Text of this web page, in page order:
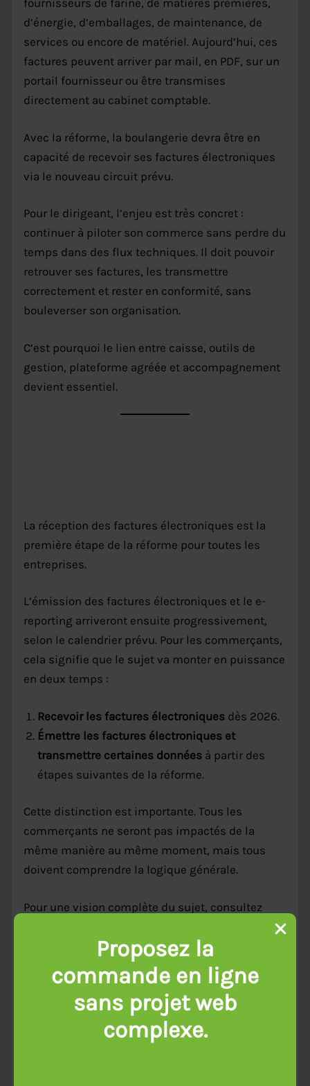
Proposez la
commande en ligne
sans projet web
complexe.
fournisseurs de farine, de matières premières,
d’énergie, d’emballages, de maintenance, de
services ou encore de matériel. Aujourd’hui, ces
factures peuvent arriver par mail, en PDF, sur un
portail fournisseur ou être transmises
directement au cabinet comptable.
Avec la réforme, la boulangerie devra être en
capacité de recevoir ses factures électroniques
via le nouveau circuit prévu.
Pour le dirigeant, l’enjeu est très concret :
continuer à piloter son commerce sans perdre du
temps dans des flux techniques. Il doit pouvoir
retrouver ses factures, les transmettre
correctement et rester en conformité, sans
bouleverser son organisation.
C’est pourquoi le lien entre caisse, outils de
gestion, plateforme agréée et accompagnement
devient essentiel.
La réception des factures électroniques est la
première étape de la réforme pour toutes les
entreprises.
L’émission des factures électroniques et le e-
reporting arriveront ensuite progressivement,
selon le calendrier prévu. Pour les commerçants,
cela signifie que le sujet va monter en puissance
en deux temps :
Recevoir les factures électroniques dès 2026.
Émettre les factures électroniques et
transmettre certaines données à partir des
étapes suivantes de la réforme.
Cette distinction est importante. Tous les
commerçants ne seront pas impactés de la
même manière au même moment, mais tous
doivent comprendre la logique générale.
Pour une vision complète du sujet, consultez
Facturation électronique et caisse enregistreuse
: ce que les commerçants doivent savoir sur la
Cashmag et Pennylane : une